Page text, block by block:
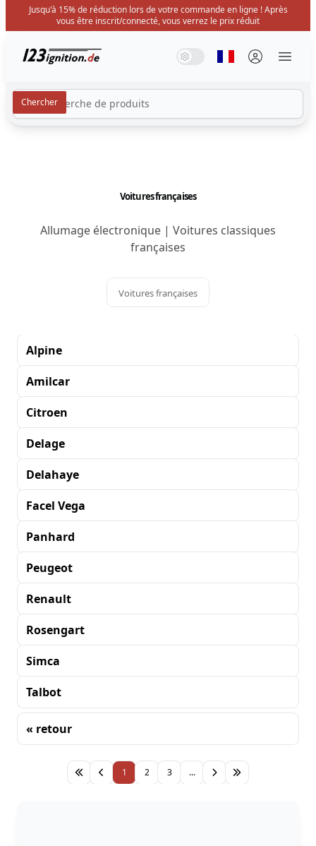
Jusqu'à 15% de réduction lors de votre commande en ligne ! Après
vous être inscrit/connecté, vous verrez le prix réduit
123ignition.de Mode système
Mode lumière
Mode sombre
Sélectionner la
Voitures françaises
Allumage électronique | Voitures classiques
françaises
Voitures françaises
Alpine
Amilcar
Citroen
Delage
Delahaye
Facel Vega
Panhard
Peugeot
Renault
Rosengart
Simca
Talbot
« retour
1 2 3 ...